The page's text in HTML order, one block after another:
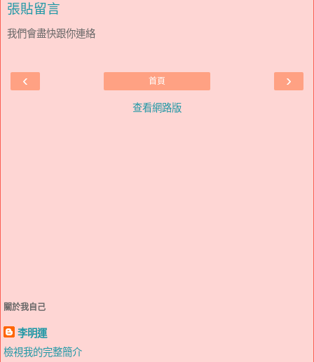
張貼留言
我們會盡快跟你連絡
‹ ›
首頁
查看網路版
關於我自己
李明運
檢視我的完整簡介